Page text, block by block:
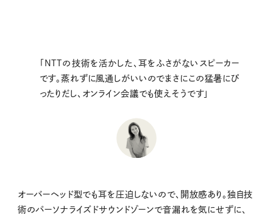
「NTTの技術を活かした、耳をふさがないスピーカー
です。蒸れずに風通しがいいのでまさにこの猛暑にぴ
ったりだし、オンライン会議でも使えそうです」
オーバーヘッド型でも耳を圧迫しないので、開放感あり。独自技
術のパーソナライズドサウンドゾーンで音漏れを気にせずに、